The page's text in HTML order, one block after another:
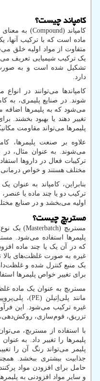
کامپاند چیست؟
کامپاند (Compound) به معنای
ماده است که با ترکیب
متفاوت از مواد اولیه خلق
یک ترکیب شیمیایی تعریف
تشکیل شده است و به
دارد.
کامپاندها می‌توانند در
شوند. در صنایع پلیمری، به
می‌شود که به پلیمرها اضافه
تغییر دهند یا بهبود بخشند.
پلیمرها می‌تواند مقاومت
علاوه بر صنعت پلیمرها،
می‌شوند. به عنوان مثال، در
ترکیبات فعال در داروها
مختلف هستند و خواص درمانی
بنابراین، کامپاند به عنوان
ترکیب دو یا چند ماده یا
اولیه می‌بخشد و در صنایع
مستربچ چیست؟
مستربچ (Masterbatch) یک
پلیمرها استفاده می‌شود.
که در آن یک یا چند ماده
غیره به صورت غلظت‌های بالا
یک منبع کنترل شده و
برای تغییر خواص پلیمرها
مستربچ به عنوان یک ماده
مانند پلی‌اِتیلن (PE)،
غیره ترکیب می‌شود. این
تزریق، فوم‌سازی،
با استفاده از مستربچ،
پلیمرها را تغییر داد. به
پلیمر می‌تواند رنگ آن را
جذابیت بیشتری ببخشد.
حامل برای افزودن مواد
و سایر مواد افزودنی به